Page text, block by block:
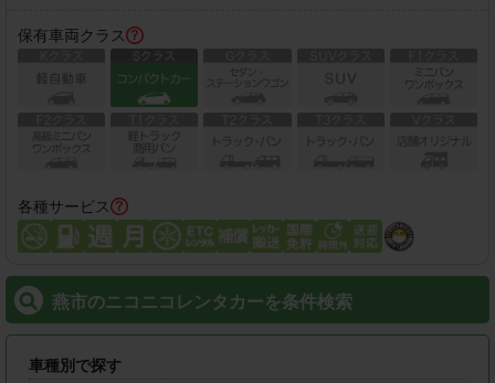
保有車両クラス
各種サービス
燕市のニコニコレンタカーを条件検索
車種別で探す